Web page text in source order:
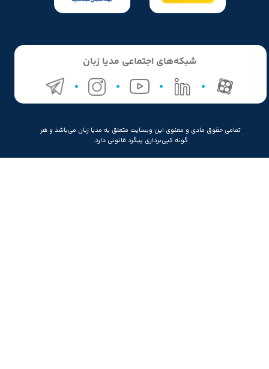
تمامی حقوق مادی و معنوی این وبسایت متعلق به مدیا زبان می‌باشد و هر
گونه کپی‌برداری پیگرد قانونی دارد.
شبکه‌های اجتماعی مدیا زبان